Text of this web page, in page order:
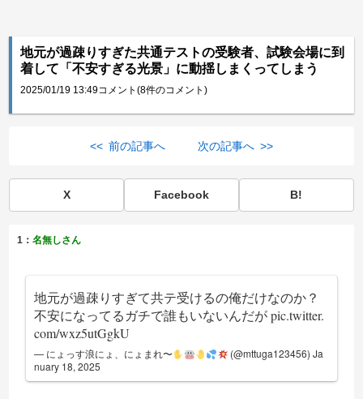
地元が過疎りすぎた共通テストの受験者、試験会場に到
着して「不安すぎる光景」に動揺しまくってしまう
2025/01/19 13:49コメント(8件のコメント)
<< 前の記事へ 次の記事へ >>
X Facebook B!
1：名無しさん
地元が過疎りすぎて共テ受けるの俺だけなのか？
不安になってるガチで誰もいないんだがpic.twitter.
com/wxz5utGgkU
— にょっす浪にょ、にょまれ〜 (@mttuga123456)Ja
nuary 18, 2025